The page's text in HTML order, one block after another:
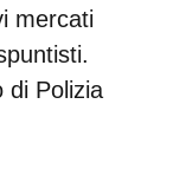
mercati
di Polizia